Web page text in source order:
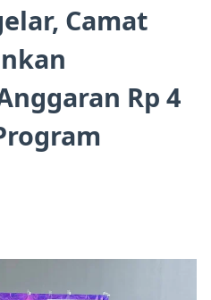
Camat
Rp 4